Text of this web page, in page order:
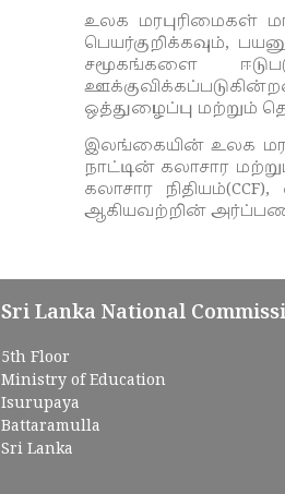
உலக மரபுரிமைகள்
பெயர்குறிக்கவும்,
சமூகங்களை
ஒத்துழைப்பு
இலங்கையின் உலக
நாட்டின் கலாசார
கலாசார
ஆகியவற்றின்
Sri Lanka National
5th Floor
Ministry of Education
Isurupaya
Battaramulla
Sri Lanka